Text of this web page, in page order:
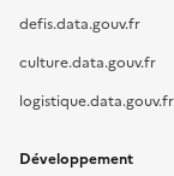
defis.data.gouv.fr
culture.data.gouv.fr
logistique.data.gouv.fr
Développement